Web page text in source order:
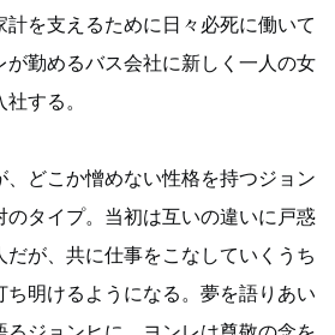
計を支えるために日々必死に働いて
が勤めるバス会社に新しく一人の女
する。
、どこか憎めない性格を持つジョン
のタイプ。当初は互いの違いに戸惑
が、共に仕事をこなしていくうち
ち明けるようになる。夢を語りあい